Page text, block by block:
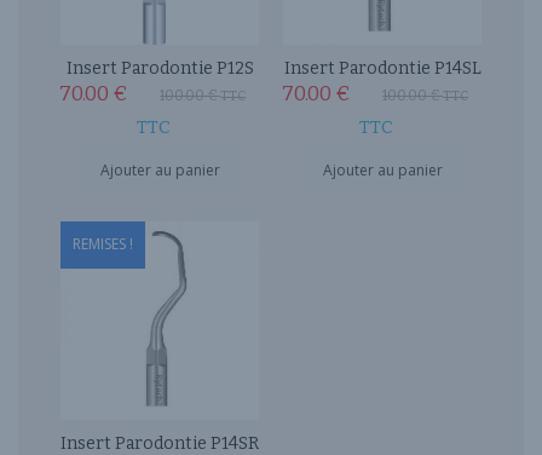
Insert Parodontie P12S
100.00€TTC
70.00 €
TTC
Ajouter au panier
Insert Parodontie P14SL
100.00€TTC
70.00 €
TTC
Ajouter au panier
REMISES !
Insert Parodontie P14SR